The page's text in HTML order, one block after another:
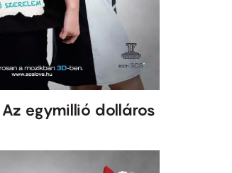
Az egymillió dolláros